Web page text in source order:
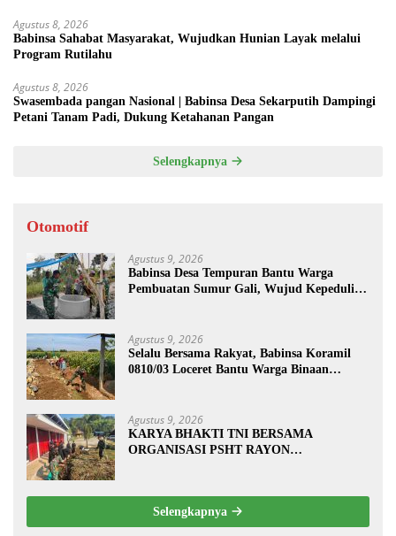
Agustus 8, 2026
Babinsa Sahabat Masyarakat, Wujudkan Hunian Layak melalui
Program Rutilahu
Agustus 8, 2026
Swasembada pangan Nasional | Babinsa Desa Sekarputih Dampingi
Petani Tanam Padi, Dukung Ketahanan Pangan
Selengkapnya
Otomotif
Agustus 9, 2026
Babinsa Desa Tempuran Bantu Warga
Pembuatan Sumur Gali, Wujud Kepedulian
Agustus 9, 2026
Selalu Bersama Rakyat, Babinsa Koramil
0810/03 Loceret Bantu Warga Binaan
Agustus 9, 2026
KARYA BHAKTI TNI BERSAMA
ORGANISASI PSHT RAYON
KEMANUNGGALAN TNI-RAKYAT
Selengkapnya